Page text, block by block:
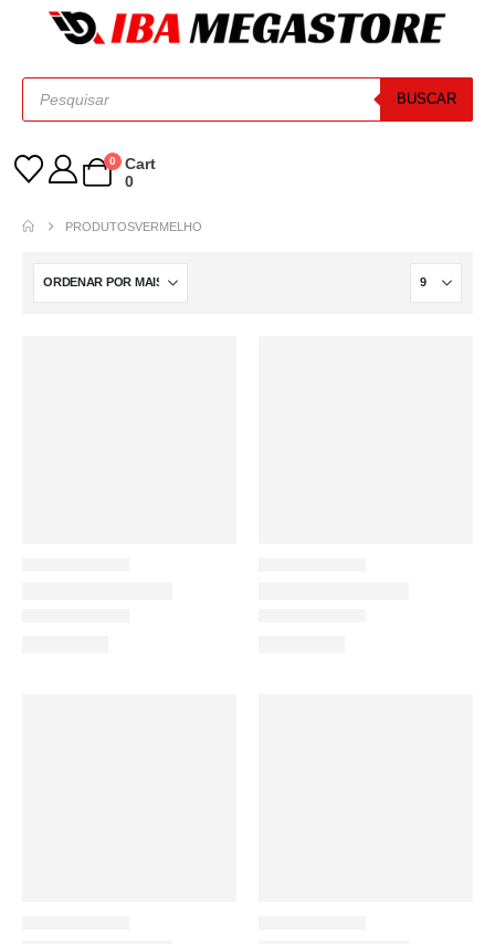
BUSCAR
0
Cart
0
PRODUTOSVERMELHO